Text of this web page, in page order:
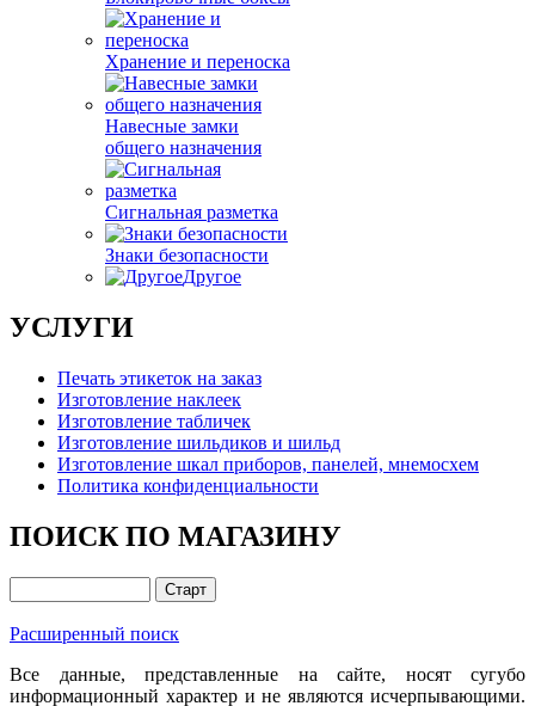
Хранение и переноска
Навесные замки
общего назначения
Сигнальная разметка
Знаки безопасности
Другое
УСЛУГИ
Печать этикеток на заказ
Изготовление наклеек
Изготовление табличек
Изготовление шильдиков и шильд
Изготовление шкал приборов, панелей, мнемосхем
Политика конфиденциальности
ПОИСК ПО МАГАЗИНУ
Расширенный поиск
Все данные, представленные на сайте, носят сугубо
информационный характер и не являются исчерпывающими.